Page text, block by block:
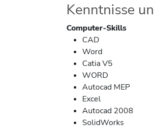
Kenntnisse
Computer-Skills
CAD
Word
Catia V5
WORD
Autocad MEP
Excel
Autocad 2008
SolidWorks